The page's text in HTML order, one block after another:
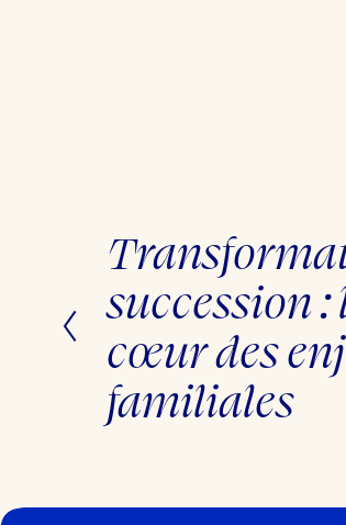
P
r
é
c
é
d
e
n
succession :
cœur des
familiales